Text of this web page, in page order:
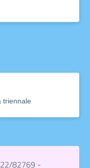
triennale
82769 -